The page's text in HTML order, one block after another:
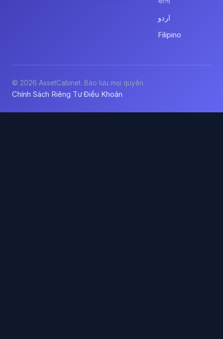
اردو
Filipino
© 2026 AssetCabinet. Bảo lưu mọi quyền.
Chính Sách Riêng Tư·Điều Khoản